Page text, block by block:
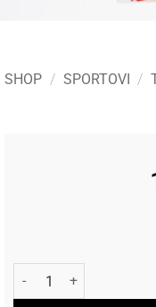
SHOP / SPORTOVI /
Head Znojnica 5" 2/1